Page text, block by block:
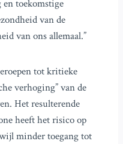
toekomstige
van de
van ons allemaal.”
tot kritieke
verhoging” van de
Het resulterende
heeft het risico op
minder toegang tot